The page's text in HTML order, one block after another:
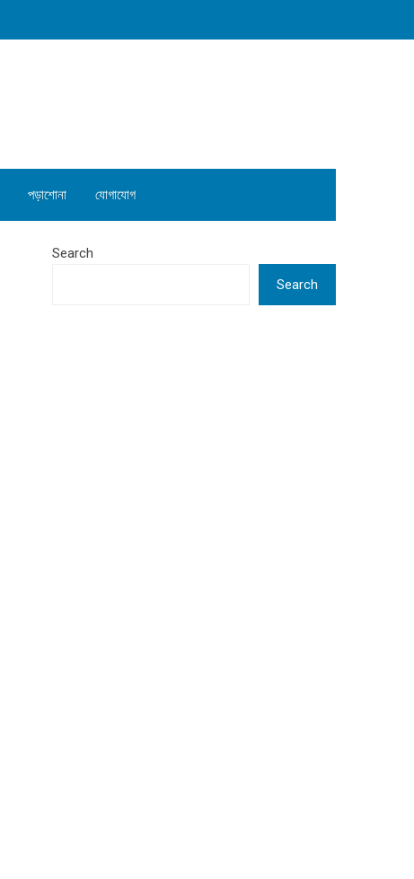
পড়াশোনা যোগাযোগ
Search
Search